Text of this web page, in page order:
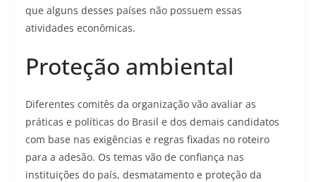
que alguns desses países não possuem essas
atividades econômicas.
Proteção ambiental
Diferentes comitês da organização vão avaliar as
práticas e políticas do Brasil e dos demais candidatos
com base nas exigências e regras fixadas no roteiro
para a adesão. Os temas vão de confiança nas
instituições do país, desmatamento e proteção da